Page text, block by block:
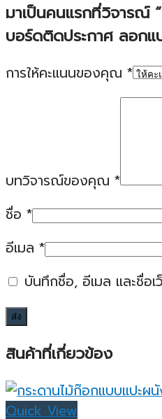
มาเป็นคนแรกที่วิจารณ์
บอร์ดติดประกาศ ลอกแ
การให้คะแนนของคุณ *
บทวิจารณ์ของคุณ *
ชื่อ *
อีเมล *
บันทึกชื่อ, อีเมล และชื่อ
สินค้าที่เกี่ยวข้อง
Quick View